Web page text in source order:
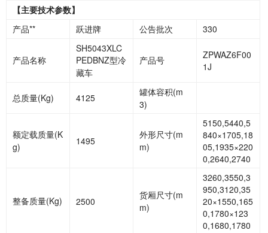
【主要技术参数】
产品**
跃进牌 公告批次 330
产品名称
SH5043XLC
PEDBNZ型冷
藏车
产品号
ZPWAZ6F00
1J
总质量(Kg) 4125 罐体容积(m
3)
额定载质量(K
g)
1495
外形尺寸(m
m)
5150,5440,5
840×1705,18
05,1935×220
0,2640,2740
整备质量(Kg) 2500
货厢尺寸(m
m)
3260,3550,3
950,3120,35
20×1550,165
0,1780×123
0,1680,1780